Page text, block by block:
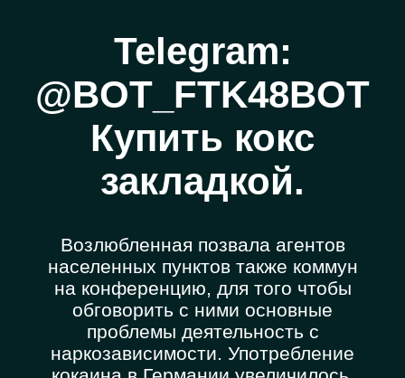
Telegram:
@BOT_FTK48BOT
Купить кокс
закладкой.
Возлюбленная позвала агентов
населенных пунктов также коммун
на конференцию, для того чтобы
обговорить с ними основные
проблемы деятельность с
наркозависимости. Употребление